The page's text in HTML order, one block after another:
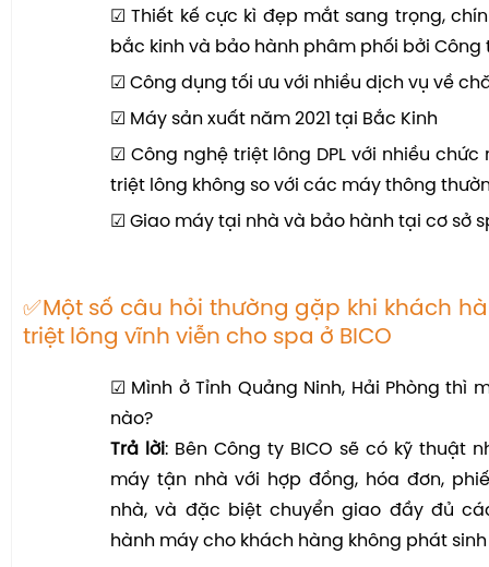
☑ Thiết kế cực kì đẹp mắt sang trọng,
bắc kinh và bảo hành phâm phối bởi Công
☑ Công dụng tối ưu với nhiều dịch vụ về
☑ Máy sản xuất năm 2021 tại Bắc Kinh
☑ Công nghệ triệt lông DPL với nhiều chức
triệt lông không so với các máy thông
☑ Giao máy tại nhà và bảo hành tại cơ sở
✅Một số câu hỏi thường gặp khi khách
triệt lông vĩnh viễn cho spa ở BICO
☑ Mình ở Tỉnh Quảng Ninh, Hải Phòng thì
nào?
Trả lời: Bên Công ty BICO sẽ có kỹ thuật
máy tận nhà với hợp đồng, hóa đơn,
nhà, và đặc biệt chuyển giao đầy đủ
hành máy cho khách hàng không phát